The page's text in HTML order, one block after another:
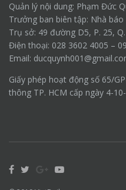
Quản lý nội dung: Phạm Đức
Trưởng ban biên tập: Nhà
Trụ sở: 49 đường D5, P. 25,
Điện thoại: 028 3602 4005 –
Email:
Giấy phép hoạt động số 65/
thông TP. HCM cấp ngày 4-